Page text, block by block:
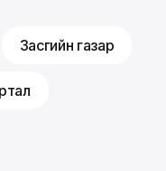
Засгийн газар